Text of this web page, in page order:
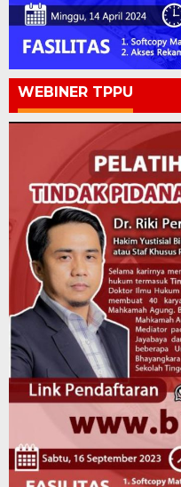
WEBINER TPPU